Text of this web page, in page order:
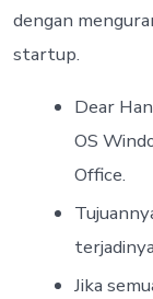
dengan
startup.
Dear
OS
Office.
Jika